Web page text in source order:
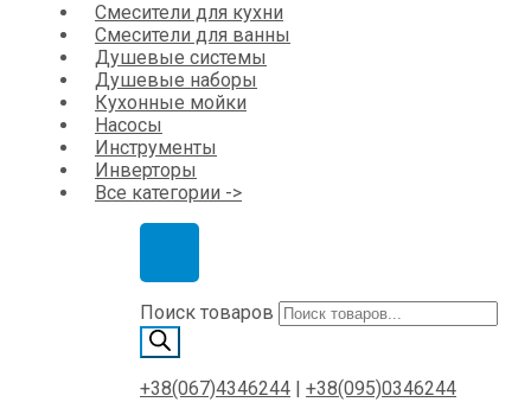
Смесители для кухни
Смесители для ванны
Душевые системы
Душевые наборы
Кухонные мойки
Насосы
Инструменты
Инверторы
Все категории ->
Поиск товаров
+38(067)4346244 +38(095)0346244